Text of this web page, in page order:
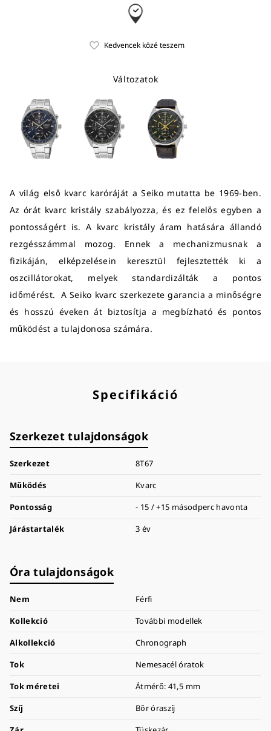
Változatok
A világ első kvarc karóráját a Seiko mutatta be 1969-ben.
Az órát kvarc kristály szabályozza, és ez felelős egyben a
pontosságért is. A kvarc kristály áram hatására állandó
rezgésszámmal mozog. Ennek a mechanizmusnak a
fizikáján, elképzelésein keresztül fejlesztették ki a
oszcillátorokat, melyek standardizálták a pontos
időmérést. A Seiko kvarc szerkezete garancia a minőségre
és hosszú éveken át biztosítja a megbízható és pontos
működést a tulajdonosa számára.
Specifikáció
Szerkezet tulajdonságok
Szerkezet
8T67
Működés
Kvarc
Pontosság
- 15 / +15 másodperc havonta
Járástartalék
3 év
Óra tulajdonságok
Nem
Férfi
Kollekció
További modellek
Alkollekció
Chronograph
Tok
Nemesacél óratok
Tok méretei
Átmérő: 41,5 mm
Szíj
Bőr óraszíj